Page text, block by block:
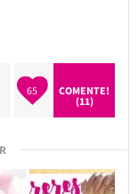
65
COMENTE!
(11)